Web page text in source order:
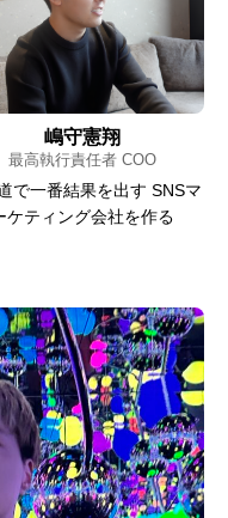
嶋守憲翔
最高執行責任者 COO
で一番結果を出す SNSマ
ケティング会社を作る